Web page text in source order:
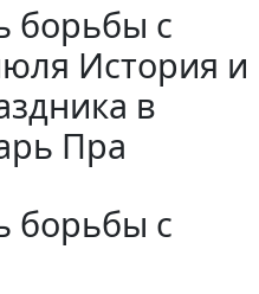
борьбы с
История и
в
Пра
борьбы с